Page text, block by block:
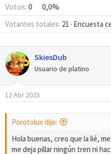
Votos: 0 0,0%
Votantes totales 21 Encuesta
SkiesDub
Usuario de platino
12 Abr 2025
Porotolux dijo:
Hola buenas, creo que la lié,
me deja pillar ningún tren ni